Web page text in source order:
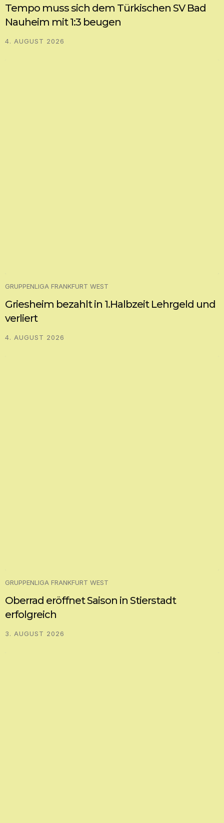
Tempo muss sich dem Türkischen SV Bad
Nauheim mit 1:3 beugen
4. AUGUST 2026
GRUPPENLIGA FRANKFURT WEST
Griesheim bezahlt in 1.Halbzeit Lehrgeld und
verliert
4. AUGUST 2026
GRUPPENLIGA FRANKFURT WEST
Oberrad eröffnet Saison in Stierstadt
erfolgreich
3. AUGUST 2026